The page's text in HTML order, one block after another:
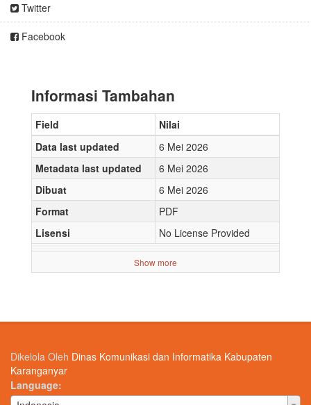
Twitter
Facebook
Informasi Tambahan
Field
Nilai
Data last updated
6 Mei 2026
Metadata last updated
6 Mei 2026
Dibuat
6 Mei 2026
Format
PDF
Lisensi
No License Provided
Show more
Dikelola Oleh Dinas Komunikasi dan Informatika Kabupaten
Karanganyar
Language
Language